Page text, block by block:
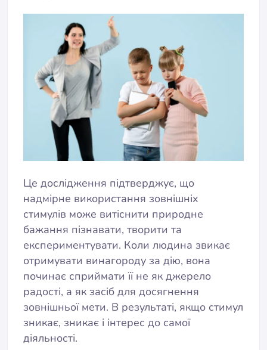
Це дослідження підтверджує, що
надмірне використання зовнішніх
стимулів може витіснити природне
бажання пізнавати, творити та
експериментувати. Коли людина звикає
отримувати винагороду за дію, вона
починає сприймати її не як джерело
радості, а як засіб для досягнення
зовнішньої мети. В результаті, якщо стимул
зникає, зникає і інтерес до самої
діяльності.